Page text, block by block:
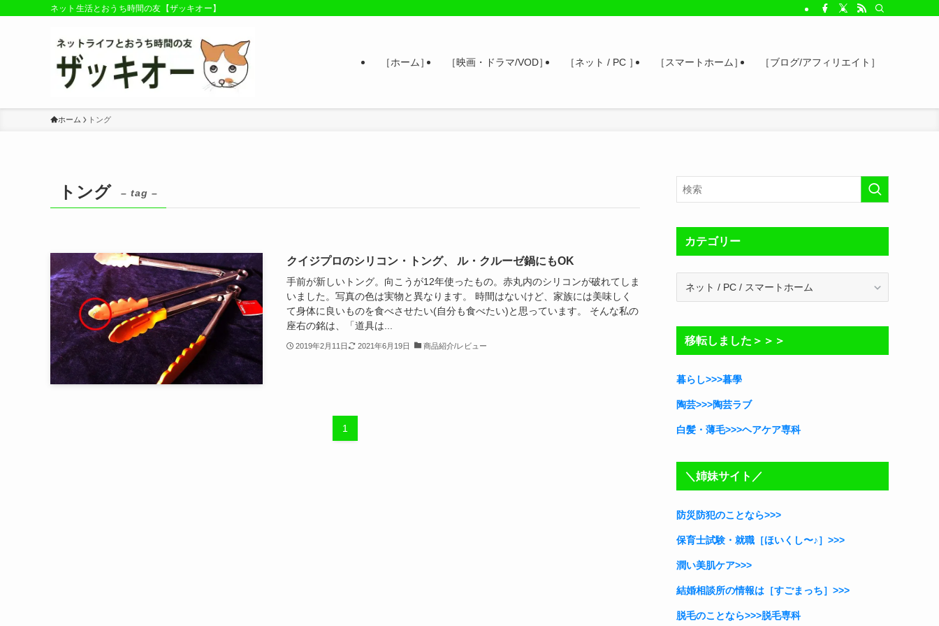
ネット生活とおうち時間の友【ザッキオー】
［ホーム］ ［映画・ドラマ/VOD］ ［ネット / PC ］ ［スマートホーム］ ［ブログ/アフィリエイト］
ホーム トング
トング – tag –
クイジプロのシリコン・トング、 ル・クルーゼ鍋にもOK
手前が新しいトング。向こうが12年使ったもの。赤丸内のシリコンが破れてしま
いました。写真の色は実物と異なります。 時間はないけど、家族には美味しく
て身体に良いものを食べさせたい(自分も食べたい)と思っています。 そんな私の
座右の銘は、「道具は...
2019年2月11日 2021年6月19日 商品紹介/レビュー
1
カテゴリー
リ
ー移転しました＞＞＞
暮らし>>>暮學
陶芸>>>陶芸ラブ
白髪・薄毛>>>ヘアケア専科
＼姉妹サイト／
防災防犯のことなら>>>
保育士試験・就職［ほいくし〜♪］ >>>
潤い美肌ケア>>>
結婚相談所の情報は［すごまっち］>>>
脱毛のことなら>>>脱毛専科